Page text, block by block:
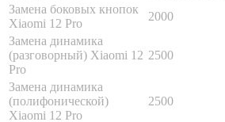
Замена боковых кнопок
Xiaomi 12 Pro
2000
Замена динамика
(разговорный) Xiaomi 12
Pro
2500
Замена динамика
(полифонической)
Xiaomi 12 Pro
2500